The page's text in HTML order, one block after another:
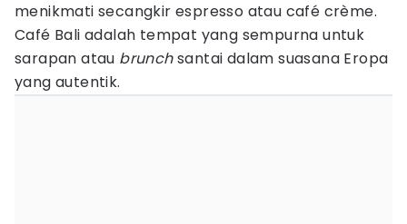
menikmati secangkir espresso atau café crème.
Café Bali adalah tempat yang sempurna untuk
sarapan atau brunchsantai dalam suasana Eropa
yang autentik.